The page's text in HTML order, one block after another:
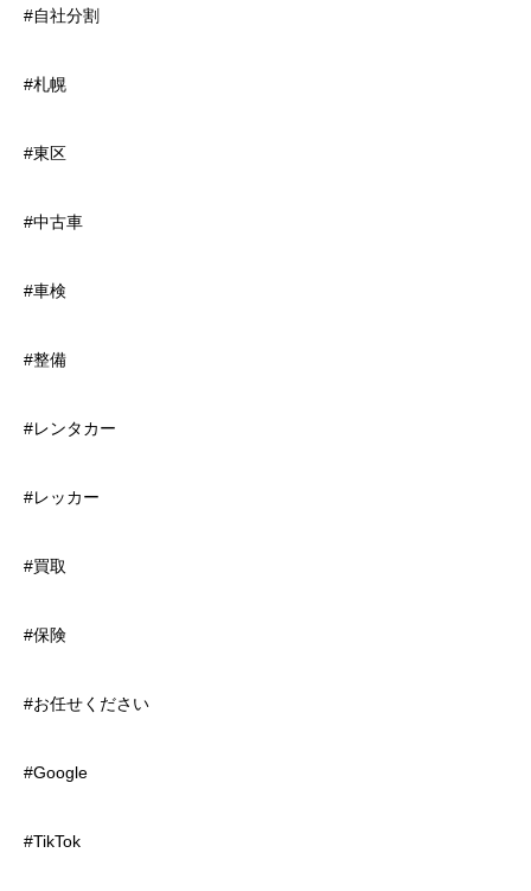
#自社分割
#札幌
#東区
#中古車
#車検
#整備
#レンタカー
#レッカー
#買取
#保険
#お任せください
#Google
#TikTok